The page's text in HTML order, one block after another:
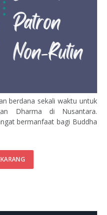
berdana sekali waktu untuk
Dharma di Nusantara.
bermanfaat bagi Buddha